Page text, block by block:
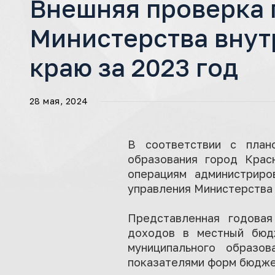
Внешняя проверка
Министерства
краю за 2023 год
28 мая, 2024
В соответствии с
образования город
операциям
управления
Представленная
доходов в местный
муниципального
показателями форм